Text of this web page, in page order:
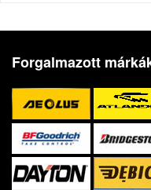
Forgalmazott